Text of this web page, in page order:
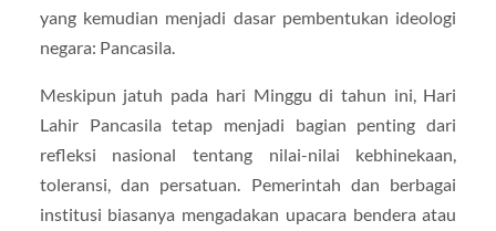
yang kemudian menjadi dasar pembentukan ideologi
negara: Pancasila.
Meskipun jatuh pada hari Minggu di tahun ini, Hari
Lahir Pancasila tetap menjadi bagian penting dari
refleksi nasional tentang nilai-nilai kebhinekaan,
toleransi, dan persatuan. Pemerintah dan berbagai
institusi biasanya mengadakan upacara bendera atau